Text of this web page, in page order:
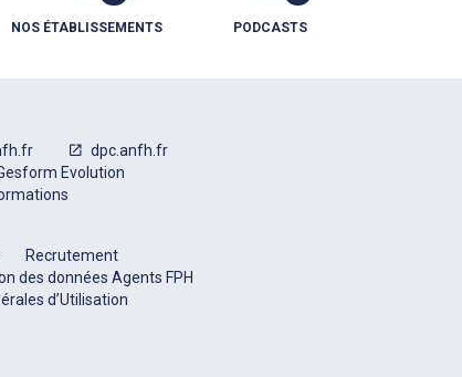
NOS ÉTABLISSEMENTS PODCASTS
dpc.anfh.fr
Evolution
Recrutement
des données Agents FPH
d’Utilisation